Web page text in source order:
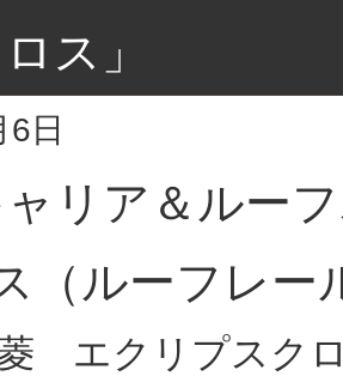
ス」
日
リア＆ルー
（ルーフレー
エクリプスク